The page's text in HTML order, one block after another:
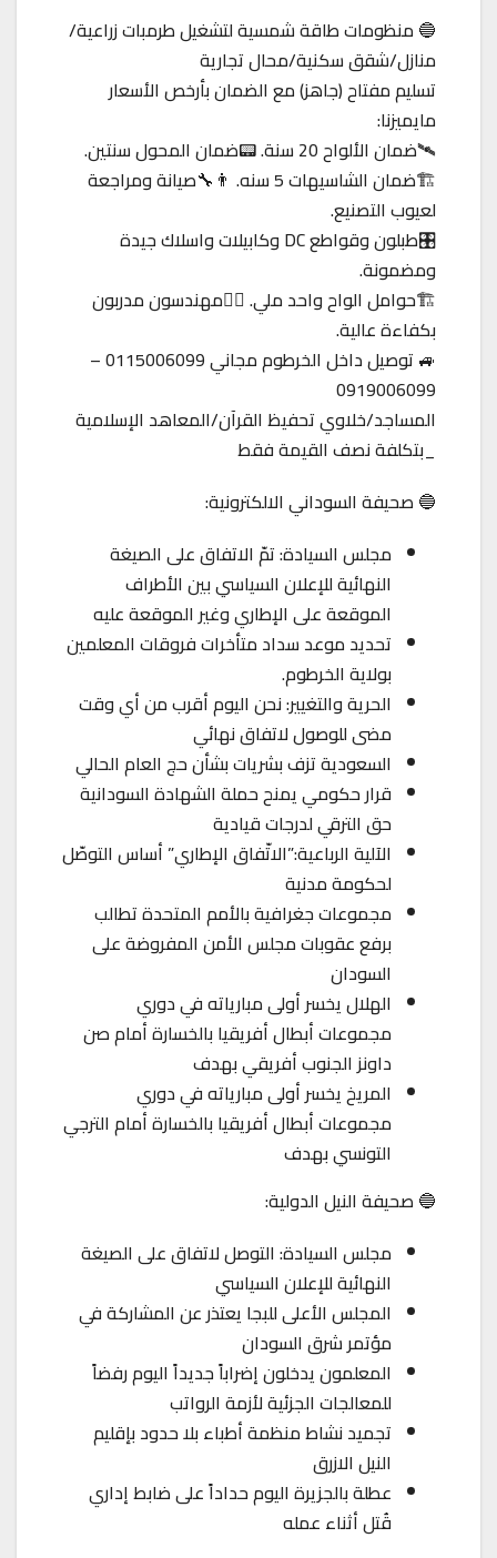
🔵 منظومات طاقة شمسية لتشغيل طرمبات زراعية/
منازل/شقق سكنية/محال تجارية
تسليم مفتاح (جاهز) مع الضمان بأرخص الأسعار
مايميزنا:
🛰️ضمان الألواح 20 سنة. 📟ضمان المحول سنتين.
🏗️ضمان الشاسيهات 5 سنه. 👨‍🔧صيانة ومراجعة
لعيوب التصنيع.
🎛️طبلون وقواطع DC وكابيلات واسلاك جيدة
ومضمونة.
🏗️حوامل الواح واحد ملي. 👷‍♂️مهندسون مدربون
بكفاءة عالية.
🚙 توصيل داخل الخرطوم مجاني 0115006099 –
0919006099
المساجد/خلاوي تحفيظ القرآن/المعاهد الإسلامية
_بتكلفة نصف القيمة فقط
🔵 صحيفة السوداني الالكترونية:
مجلس السيادة: تمّ الاتفاق على الصيغة
النهائية للإعلان السياسي بين الأطراف
الموقعة على الإطاري وغير الموقعة عليه
تحديد موعد سداد متأخرات فروقات المعلمين
بولاية الخرطوم.
الحرية والتغيير: نحن اليوم أقرب من أي وقت
مضى للوصول لاتفاق نهائي
السعودية تزف بشريات بشأن حج العام الحالي
قرار حكومي يمنح حملة الشهادة السودانية
حق الترقي لدرجات قيادية
الآلية الرباعية:”الاتّفاق الإطاري” أساس التوصّل
لحكومة مدنية
مجموعات جغرافية بالأمم المتحدة تطالب
برفع عقوبات مجلس الأمن المفروضة على
السودان
الهلال يخسر أولى مبارياته في دوري
مجموعات أبطال أفريقيا بالخسارة أمام صن
داونز الجنوب أفريقي بهدف
المريخ يخسر أولى مبارياته في دوري
مجموعات أبطال أفريقيا بالخسارة أمام الترجي
التونسي بهدف
🔵 صحيفة النيل الدولية:
مجلس السيادة: التوصل لاتفاق على الصيغة
النهائية للإعلان السياسي
المجلس الأعلى للبجا يعتذر عن المشاركة في
مؤتمر شرق السودان
المعلمون يدخلون إضراباً جديداً اليوم رفضاً
للمعالجات الجزئية لأزمة الرواتب
تجميد نشاط منظمة أطباء بلا حدود بإقليم
النيل الازرق
عطلة بالجزيرة اليوم حداداً على ضابط إداري
قُتل أثناء عمله